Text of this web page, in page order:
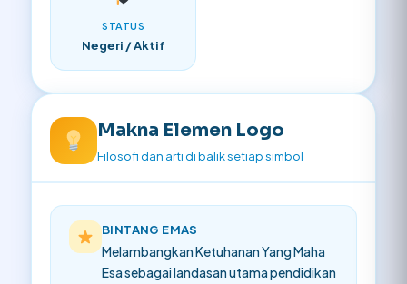
STATUS
Negeri / Aktif
Makna Elemen Logo
Filosofi dan arti di balik setiap simbol
BINTANG EMAS
Melambangkan Ketuhanan Yang Maha
Esa sebagai landasan utama pendidikan